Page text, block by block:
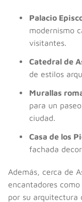
Palacio
modernismo
visitantes.
Catedral de
de estilos
Murallas
para un
ciudad.
Casa de los
fachada
Además, cerca de
encantadores
por su arquitectura